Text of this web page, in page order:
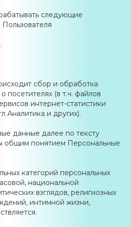
следующие
сбор и обработка
посетителях (в т.ч. файлов
интернет-статистики
Аналитика и других).
данные далее по тексту
общим понятием Персональные
категорий персональных
национальной
взглядов, религиозных
интимной жизни,